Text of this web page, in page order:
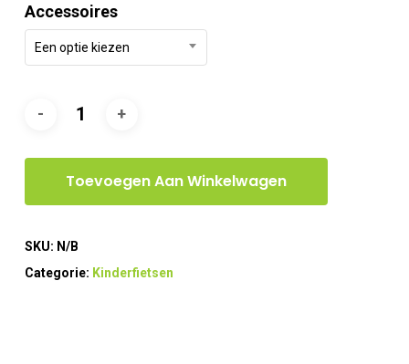
Accessoires
Een optie kiezen
Toevoegen Aan Winkelwagen
SKU: N/B
Categorie: Kinderfietsen